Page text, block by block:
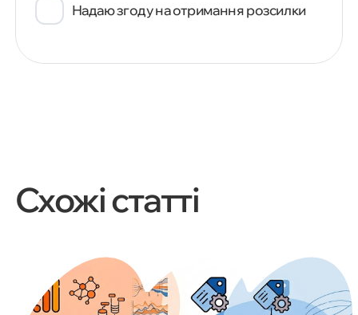
Надаю згоду на отримання розсилки
Схожі статті